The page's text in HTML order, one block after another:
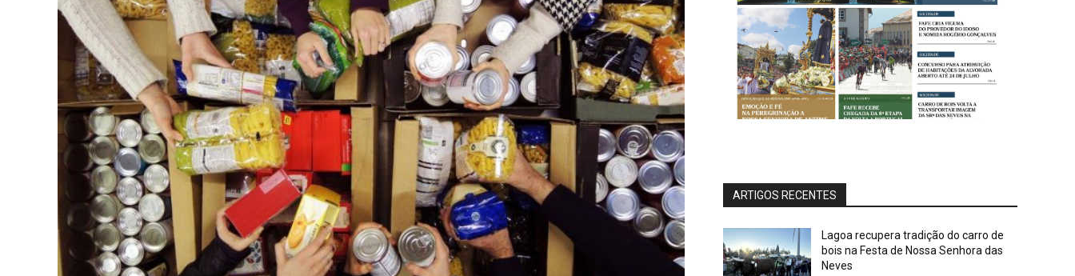
ARTIGOS RECENTES
Lagoa recupera tradição do carro de
bois na Festa de Nossa Senhora das
Neves